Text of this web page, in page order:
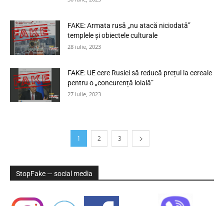
FAKE: Armata rusă „nu atacă niciodată”
templele și obiectele culturale
28 iulie, 2023
FAKE: UE cere Rusiei să reducă prețul la cereale
pentru o „concurență loială”
27 iulie, 2023
1 2 3
StopFake — social media